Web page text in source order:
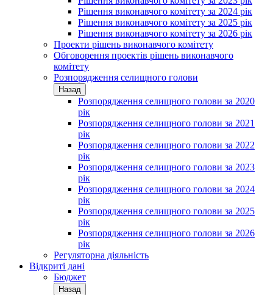
Рішення виконавчого комітету за 2024 рік
Рішення виконавчого комітету за 2025 рік
Рішення виконавчого комітету за 2026 рік
Проекти рішень виконавчого комітету
Обговорення проектів рішень виконавчого
комітету
Розпорядження селищного голови
Назад
Розпорядження селищного голови за 2020
рік
Розпорядження селищного голови за 2021
рік
Розпорядження селищного голови за 2022
рік
Розпорядження селищного голови за 2023
рік
Розпорядження селищного голови за 2024
рік
Розпорядження селищного голови за 2025
рік
Розпорядження селищного голови за 2026
рік
Регуляторна діяльність
Відкриті дані
Бюджет
Назад